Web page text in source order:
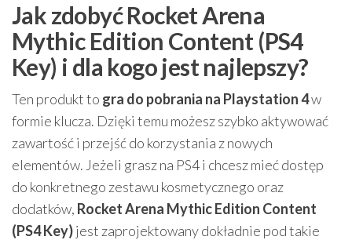
Jak zdobyć Rocket Arena
Mythic Edition Content (PS4
Key) i dla kogo jest najlepszy?
Ten produkt to gra do pobrania na Playstation 4w
formie klucza. Dzięki temu możesz szybko aktywować
zawartość i przejść do korzystania z nowych
elementów. Jeżeli grasz na PS4 i chcesz mieć dostęp
do konkretnego zestawu kosmetycznego oraz
dodatków, Rocket Arena Mythic Edition Content
(PS4 Key)jest zaprojektowany dokładnie pod takie